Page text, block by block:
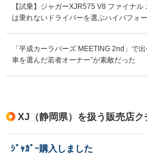
【試乗】ジャガーXJR575 V8 ファイナ
は乗れないドライバーを選ぶハイパフォ
「平成カーラバーズ MEETING 2nd」で
車を選んだ若者オーナー”が素敵だった
XJ（静岡県）を扱う販売店ク
ｼﾞｬｶﾞｰ購入しました